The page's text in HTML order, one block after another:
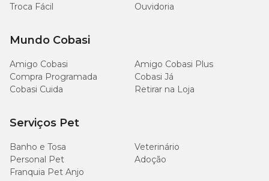
Grande (acima 20 kg)
Troca Fácil
Ouvidoria
Mundo Cobasi
Amigo Cobasi
Amigo Cobasi Plus
Compra Programada
Cobasi Já
Cobasi Cuida
Retirar na Loja
Serviços Pet
Banho e Tosa
Veterinário
Personal Pet
Adoção
Franquia Pet Anjo